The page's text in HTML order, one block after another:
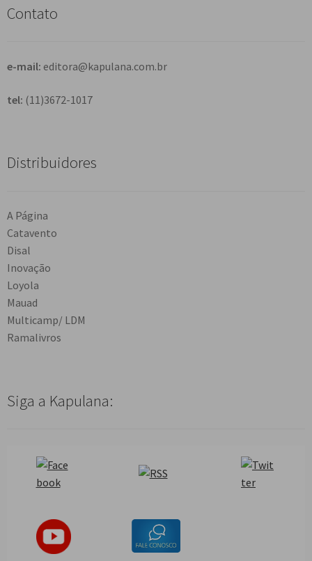
a
Contato
e-mail: editora@kapulana.com.br
tel: (11)3672-1017
Distribuidores
A Página
Catavento
Disal
Inovação
Loyola
Mauad
Multicamp/ LDM
Ramalivros
Siga a Kapulana: